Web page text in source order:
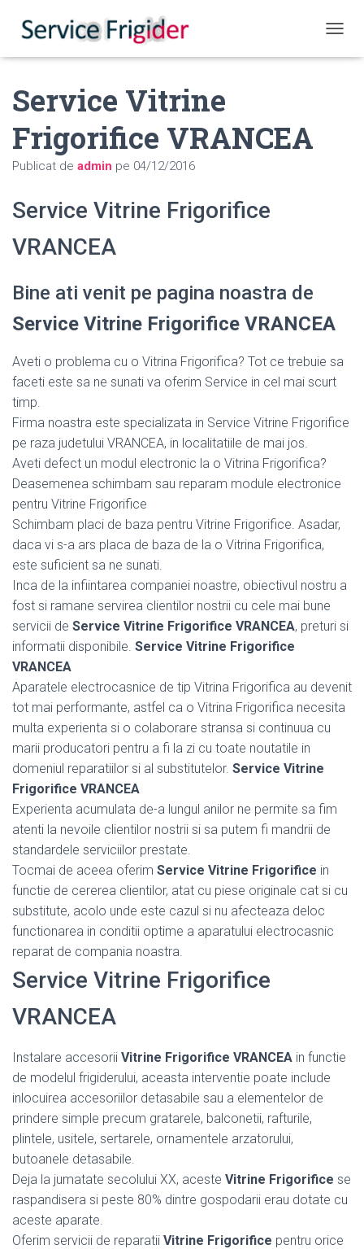
Service Vitrine
Frigorifice VRANCEA
Publicat de admin pe 04/12/2016
Service Vitrine Frigorifice
VRANCEA
Bine ati venit pe pagina noastra de
Service Vitrine Frigorifice VRANCEA
Aveti o problema cu o Vitrina Frigorifica? Tot ce trebuie sa
faceti este sa ne sunati va oferim Service in cel mai scurt
timp.
Firma noastra este specializata in Service Vitrine Frigorifice
pe raza judetului VRANCEA, in localitatiile de mai jos.
Aveti defect un modul electronic la o Vitrina Frigorifica?
Deasemenea schimbam sau reparam module electronice
pentru Vitrine Frigorifice
Schimbam placi de baza pentru Vitrine Frigorifice. Asadar,
daca vi s-a ars placa de baza de la o Vitrina Frigorifica,
este suficient sa ne sunati.
Inca de la infiintarea companiei noastre, obiectivul nostru a
fost si ramane servirea clientilor nostrii cu cele mai bune
servicii de Service Vitrine Frigorifice VRANCEA, preturi si
informatii disponibile. Service Vitrine Frigorifice
VRANCEA
Aparatele electrocasnice de tip Vitrina Frigorifica au devenit
tot mai performante, astfel ca o Vitrina Frigorifica necesita
multa experienta si o colaborare stransa si continuua cu
marii producatori pentru a fi la zi cu toate noutatile in
domeniul reparatiilor si al substitutelor. Service Vitrine
Frigorifice VRANCEA
Experienta acumulata de-a lungul anilor ne permite sa fim
atenti la nevoile clientilor nostrii si sa putem fi mandrii de
standardele serviciilor prestate.
Tocmai de aceea oferim Service Vitrine Frigorifice in
functie de cererea clientilor, atat cu piese originale cat si cu
substitute, acolo unde este cazul si nu afecteaza deloc
functionarea in conditii optime a aparatului electrocasnic
reparat de compania noastra.
Service Vitrine Frigorifice
VRANCEA
Instalare accesorii Vitrine Frigorifice VRANCEA in functie
de modelul frigiderului, aceasta interventie poate include
inlocuirea accesoriilor detasabile sau a elementelor de
prindere simple precum gratarele, balconetii, rafturile,
plintele, usitele, sertarele, ornamentele arzatorului,
butoanele detasabile.
Deja la jumatate secolului XX, aceste Vitrine Frigorifice se
raspandisera si peste 80% dintre gospodarii erau dotate cu
aceste aparate.
Oferim servicii de reparatii Vitrine Frigorifice pentru orice